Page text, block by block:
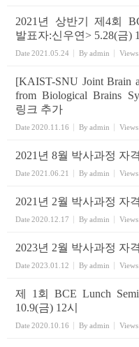
2021년 상반기 제4회
발표자:신우연> 5.28(금)
Date2021.05.24 By admin Views
[KAIST-SNU Joint Brain
from Biological Brains
링크 추가
Date2020.11.16 By admin Views
2021년 8월 박사과정 자
Date2021.06.21 By admin Views
2021년 2월 박사과정 자
Date2020.12.17 By admin Views
2023년 2월 박사과정 자
Date2023.01.12 By admin Views
제 1회 BCE Lunch
10.9(금) 12시
Date2020.10.16 By admin Views